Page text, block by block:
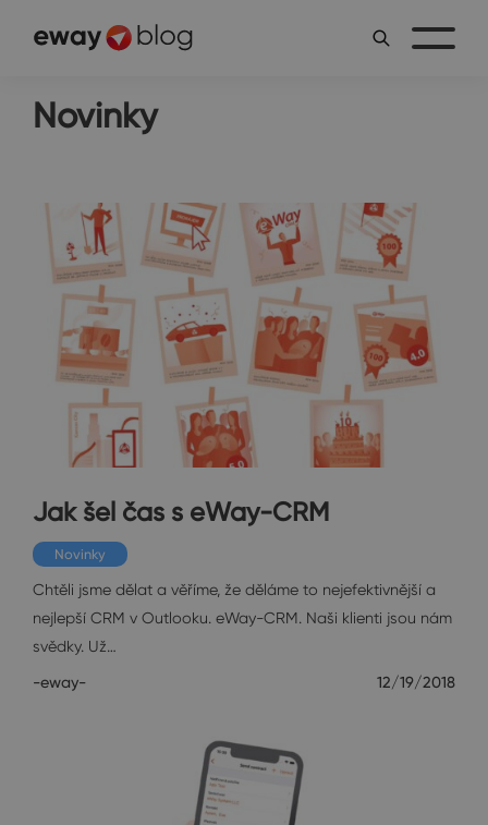
Novinky
Jak šel čas s eWay-CRM
Novinky
Chtěli jsme dělat a věříme, že děláme to nejefektivnější a
nejlepší CRM v Outlooku. eWay-CRM. Naši klienti jsou nám
svědky. Už…
-eway- 12/19/2018